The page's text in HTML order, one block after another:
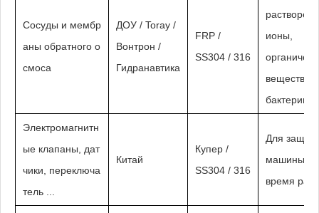
Сосуды и мембр
аны обратного о
смоса
ДОУ / Toray /
Вонтрон /
Гидранавтика
FRP /
SS304 / 316
ионы,
вещества,
бактерии ...
Электромагнитн
ые клапаны, дат
чики, переключа
тель ...
Китай
Купер /
SS304 / 316
Для
машины во
время